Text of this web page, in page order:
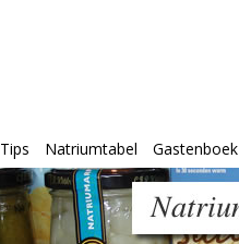
Tips Natriumtabel Gastenboek